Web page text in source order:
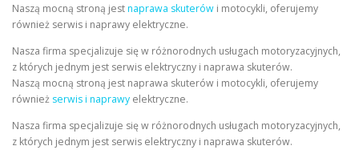
Naszą mocną stroną jestnaprawa skuterów i motocykli, oferujemy
również serwis i naprawy elektryczne.
Nasza firma specjalizuje się w różnorodnych usługach motoryzacyjnych,
z których jednym jest serwis elektryczny i naprawa skuterów.
Naszą mocną stroną jest naprawa skuterów i motocykli, oferujemy
również serwis i naprawy elektryczne.
Nasza firma specjalizuje się w różnorodnych usługach motoryzacyjnych,
z których jednym jest serwis elektryczny i naprawa skuterów.